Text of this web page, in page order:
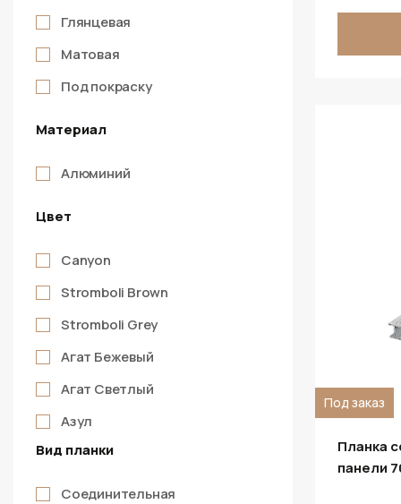
Глянцевая
Матовая
Под покраску
Материал
Алюминий
Цвет
Canyon
Stromboli Brown
Stromboli Grey
Агат Бежевый
Агат Светлый
Азул
Айсвуд
Алаид
Вид планки
Соединительная
Под заказ
Планка
панели